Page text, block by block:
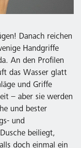
Danach reichen
Handgriffe
An den Profilen
das Wasser glatt
und Griffe
– aber sie werden
und bester
und
beiliegt,
doch einmal ein